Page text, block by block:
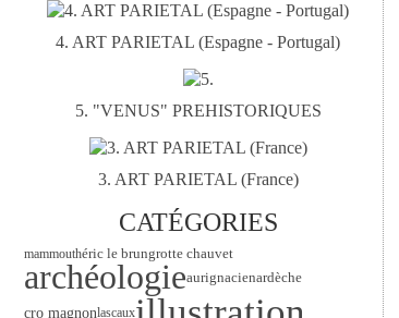
4. ART PARIETAL (Espagne - Portugal)
5. "VENUS" PREHISTORIQUES
3. ART PARIETAL (France)
CATÉGORIES
mammouthéric le brungrotte chauvet
archéologieaurignacienardèche
cro magnonlascaux